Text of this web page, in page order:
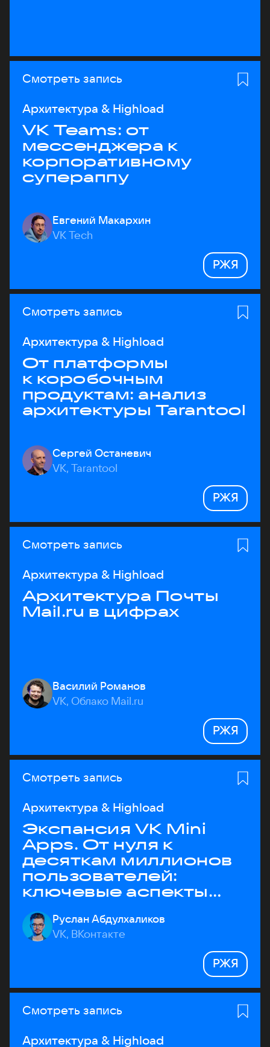
Смотреть запись
Архитектура & Highload
VK Teams: от
мессенджера к
корпоративному
супераппу
Евгений Макархин
VK Tech
РЖЯ
Смотреть запись
Архитектура & Highload
От платформы
к коробочным
продуктам: анализ
архитектуры Tarantool
Сергей Останевич
VK, Tarantool
РЖЯ
Смотреть запись
Архитектура & Highload
Архитектура Почты
Mail.ru в цифрах
Василий Романов
VK, Облако Mail.ru
РЖЯ
Смотреть запись
Архитектура & Highload
Экспансия VK Mini
Apps. От нуля к
десяткам миллионов
пользователей:
ключевые аспекты
архитектуры
Руслан Абдулхаликов
VK, ВКонтакте
РЖЯ
Смотреть запись
Архитектура & Highload